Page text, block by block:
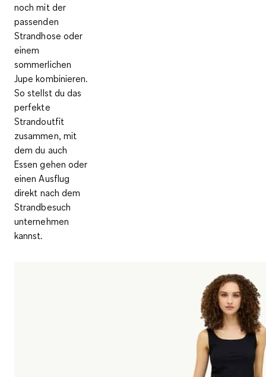
noch mit der
passenden
Strandhose oder
einem
sommerlichen
Jupe kombinieren.
So stellst du das
perfekte
Strandoutfit
zusammen, mit
dem du auch
Essen gehen oder
einen Ausflug
direkt nach dem
Strandbesuch
unternehmen
kannst.